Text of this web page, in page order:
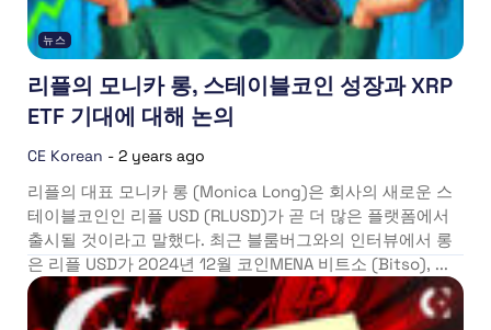
뉴스
리플의 모니카 롱, 스테이블코인 성장과 XRP
ETF 기대에 대해 논의
CE Korean - 2 years ago
리플의 대표 모니카 롱 (Monica Long)은 회사의 새로운 스
테이블코인인 리플 USD (RLUSD)가 곧 더 많은 플랫폼에서
출시될 것이라고 말했다. 최근 블룸버그와의 인터뷰에서 롱
은 리플 USD가 2024년 12월 코인MENA 비트소 (Bitso), ...